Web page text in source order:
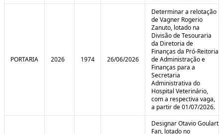
PORTARIA 2026 1974 26/06/2026
Determinar a relotação
de Vagner Rogerio
Zanuto, lotado na
Divisão de Tesouraria
da Diretoria de
Finanças da Pró-Reitoria
de Administração e
Finanças para a
Secretaria
Administrativa do
Hospital Veterinário,
com a respectiva vaga,
a partir de 01/07/2026.
Designar Otavio Goulart
Fan, lotado no